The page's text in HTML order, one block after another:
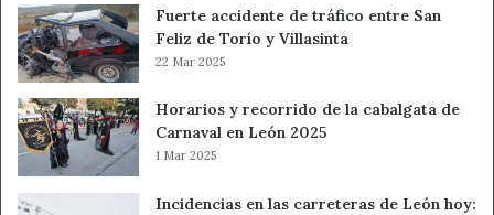
Fuerte accidente de tráfico entre San
Feliz de Torío y Villasinta
22 Mar 2025
Horarios y recorrido de la cabalgata de
Carnaval en León 2025
1 Mar 2025
Incidencias en las carreteras de León hoy: